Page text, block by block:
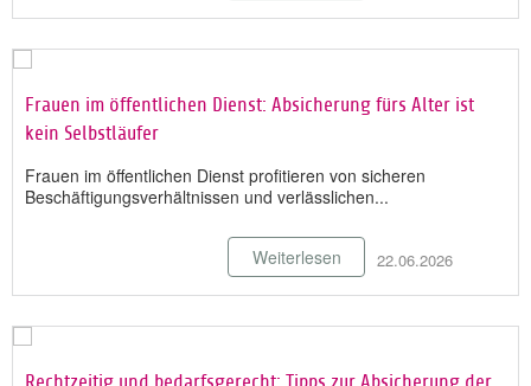
Frauen im öffentlichen Dienst: Absicherung fürs Alter ist
kein Selbstläufer
Frauen im öffentlichen Dienst profitieren von sicheren
Beschäftigungsverhältnissen und verlässlichen...
22.06.2026
Weiterlesen